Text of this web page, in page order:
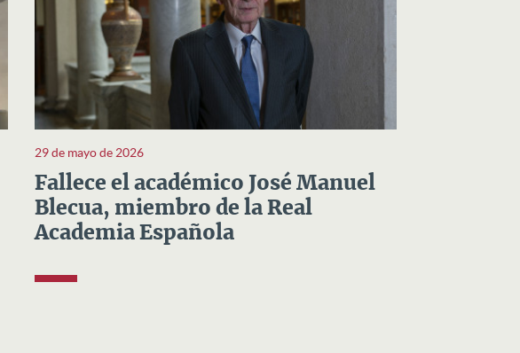
29 de mayo de 2026
Fallece el académico José Manuel
Blecua, miembro de la Real
Academia Española